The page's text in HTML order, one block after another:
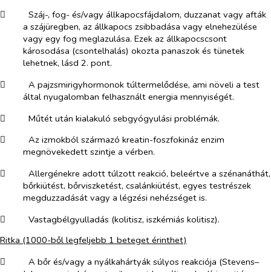
​
Száj-, fog- és/vagy állkapocsfájdalom, duzzanat vagy afták
a szájüregben, az állkapocs zsibbadása vagy elnehezülése
vagy egy fog meglazulása. Ezek az állkapocscsont
károsodása (csontelhalás) okozta panaszok és tünetek
lehetnek, lásd 2. pont.
​
A pajzsmirigyhormonok túltermelődése, ami növeli a test
által nyugalomban felhasznált energia mennyiségét.
​
Műtét után kialakuló sebgyógyulási problémák.
​
Az izmokból származó kreatin-foszfokináz enzim
megnövekedett szintje a vérben.
​
Allergénekre adott túlzott reakció, beleértve a szénanáthát,
bőrkiütést, bőrviszketést, csalánkiütést, egyes testrészek
megduzzadását vagy a légzési nehézséget is.
​
Vastagbélgyulladás (kolitisz, iszkémiás kolitisz).
Ritka (1000-ből legfeljebb 1 beteget érinthet)
​
A bőr és/vagy a nyálkahártyák súlyos reakciója (Stevens–